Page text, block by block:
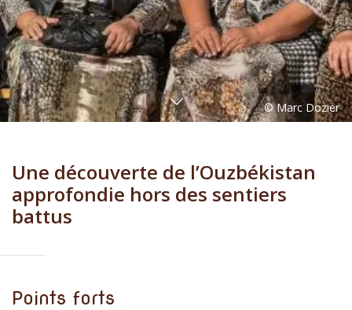
Une découverte de l’Ouzbékistan
approfondie hors des sentiers
battus
Points forts